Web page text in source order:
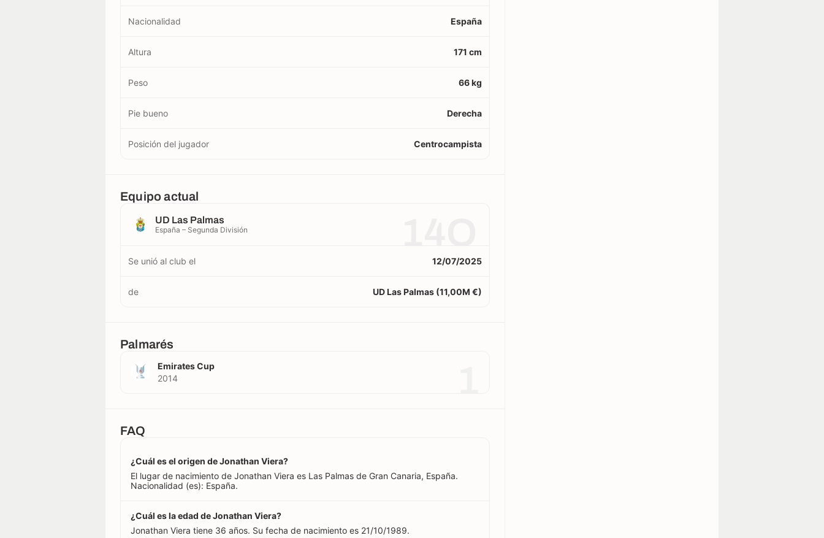
Nacionalidad España
Altura 171 cm
Peso 66 kg
Pie bueno Derecha
Posición del jugador Centrocampista
Equipo actual
UD Las Palmas
España – Segunda División
Se unió al club el 12/07/2025
de UD Las Palmas (11,00M €)
Palmarés
Emirates Cup
2014
FAQ
¿Cuál es el origen de Jonathan Viera?
El lugar de nacimiento de Jonathan Viera es Las Palmas de Gran Canaria, España.
Nacionalidad (es): España.
¿Cuál es la edad de Jonathan Viera?
Jonathan Viera tiene 36 años. Su fecha de nacimiento es 21/10/1989.